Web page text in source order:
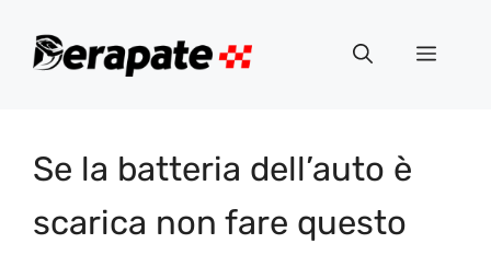
Menu
Se la batteria dell’auto è
scarica non fare questo